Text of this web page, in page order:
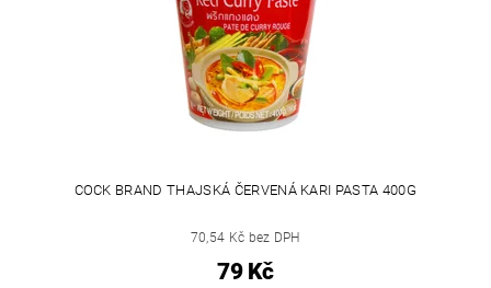
COCK BRAND THAJSKÁ ČERVENÁ KARI PASTA 400G
70,54 Kč bez DPH
79 Kč